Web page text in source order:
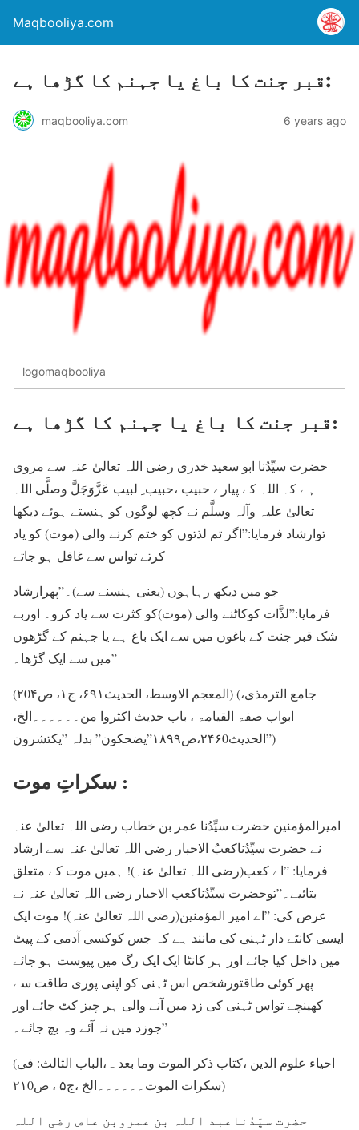
Maqbooliya.com
قبر جنت کا باغ یا جہنم کا گڑھا ہے:
maqbooliya.com 6 years ago
logomaqbooliya
قبر جنت کا باغ یا جہنم کا گڑھا ہے:
حضرت سیِّدُنا ابو سعید خدری رضی اللہ تعالیٰ عنہ سے مروی
ہے کہ اللہ کے پیارے حبیب ،حبیب ِ لبیب عَزَّوَجَلَّ وصلَّی اللہ
تعالیٰ علیہ وآلہ وسلَّم نے کچھ لوگوں کو ہنستے ہوئے دیکھا
توارشاد فرمایا:”اگر تم لذتوں کو ختم کرنے والی (موت) کو یاد
کرتے تواس سے غافل ہو جاتے
جو میں دیکھ رہاہوں (یعنی ہنسنے سے)۔”پھرارشاد
فرمایا:”لذَّات کوکاٹنے والی (موت)کو کثرت سے یاد کرو۔ اوربے
شک قبر جنت کے باغوں میں سے ایک باغ ہے یا جہنم کے گڑھوں
میں سے ایک گڑھا۔”
(المعجم الاوسط، الحدیث۶۹۱، ج۱، ص۲0۴) (جامع الترمذی،
ابواب صفۃ القیامۃ ، باب حدیث اکثروا من۔۔۔۔۔۔الخ،
الحدیث۲۴۶0،ص۱۸۹۹”یضحکون” بدلہ ”یکتشرون”)
سکراتِ موت :
امیرالمؤمنین حضرت سیِّدُنا عمر بن خطاب رضی اللہ تعالیٰ عنہ
نے حضرت سیِّدُناکعبُ الاحبار رضی اللہ تعالیٰ عنہ سے ارشاد
فرمایا: ”اے کعب(رضی اللہ تعالیٰ عنہ)! ہمیں موت کے متعلق
بتائیے۔”توحضرت سیِّدُناکعب الاحبار رضی اللہ تعالیٰ عنہ نے
عرض کی: ”اے امیر المؤمنین(رضی اللہ تعالیٰ عنہ)! موت ایک
ایسی کانٹے دار ٹہنی کی مانند ہے کہ جس کوکسی آدمی کے پیٹ
میں داخل کیا جائے اور ہر کانٹا ایک ایک رگ میں پیوست ہو جائے
پھر کوئی طاقتورشخص اس ٹہنی کو اپنی پوری طاقت سے
کھینچے تواس ٹہنی کی زد میں آنے والی ہر چیز کٹ جائے اور
جوزد میں نہ آئے وہ بچ جائے۔”
(احیاء علوم الدین ،کتاب ذکر الموت وما بعد ہ،الباب الثالث: فی
سکرات الموت۔۔۔۔۔۔الخ ،ج۵ ، ص۲۱0)
حضرت سیِّدُناعبد اللہ بن عمروبن عاص رضی اللہ